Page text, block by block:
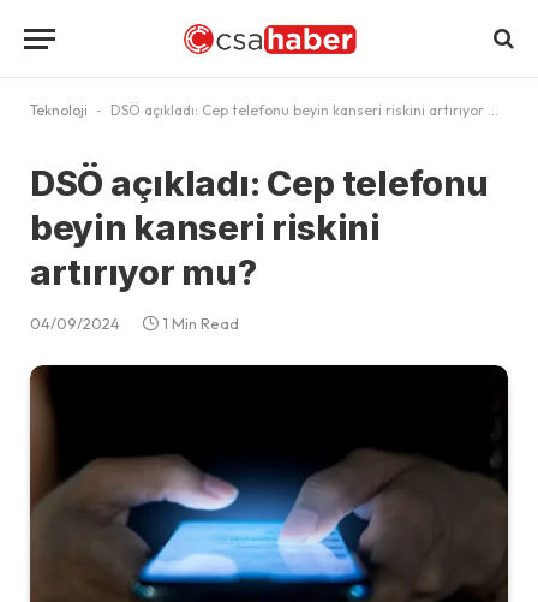
Teknoloji - DSÖ açıkladı: Cep telefonu beyin kanseri riskini artırıyor mu?
DSÖ açıkladı: Cep telefonu
beyin kanseri riskini
artırıyor mu?
04/09/2024 1 Min Read